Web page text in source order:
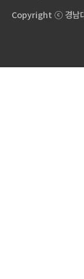
Copyright ⓒ 경남